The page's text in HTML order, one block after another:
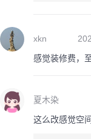
xkn
感觉装修费，
夏木染
这么改感觉空